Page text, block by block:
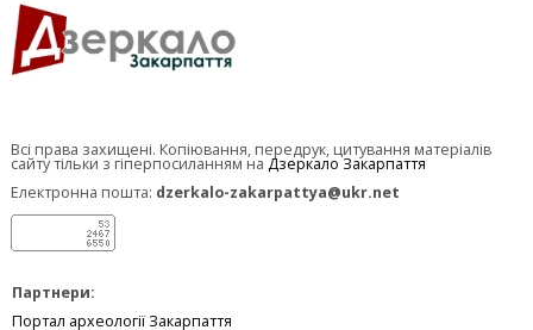
Всі права захищені. Копіювання, передрук, цитування матеріалів
сайту тільки з гіперпосиланням на Дзеркало Закарпаття
Електронна пошта: dzerkalo-zakarpattya@ukr.net
Партнери:
Портал археології Закарпаття